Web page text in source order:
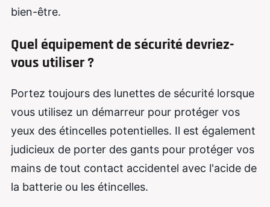
bien-être.
Quel équipement de sécurité devriez-
vous utiliser ?
Portez toujours des lunettes de sécurité lorsque
vous utilisez un démarreur pour protéger vos
yeux des étincelles potentielles. Il est également
judicieux de porter des gants pour protéger vos
mains de tout contact accidentel avec l'acide de
la batterie ou les étincelles.